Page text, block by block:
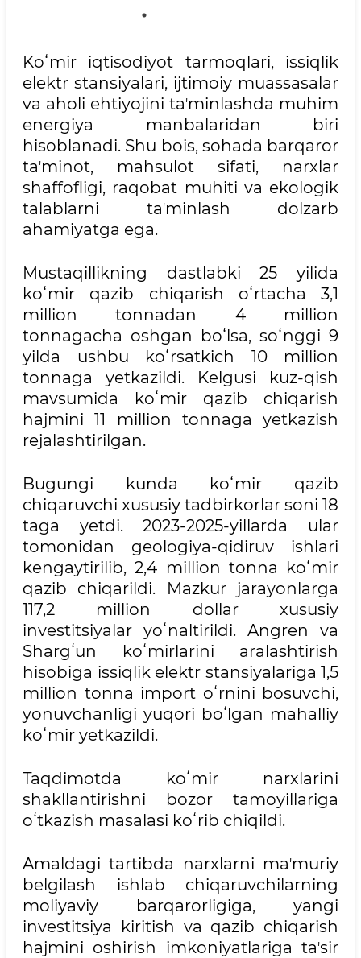
Koʻmir iqtisodiyot tarmoqlari, issiqlik
elektr stansiyalari, ijtimoiy muassasalar
va aholi ehtiyojini taʼminlashda muhim
energiya manbalaridan biri
hisoblanadi. Shu bois, sohada barqaror
taʼminot, mahsulot sifati, narxlar
shaffofligi, raqobat muhiti va ekologik
talablarni taʼminlash dolzarb
ahamiyatga ega.
Mustaqillikning dastlabki 25 yilida
koʻmir qazib chiqarish oʻrtacha 3,1
million tonnadan 4 million
tonnagacha oshgan boʻlsa, soʻnggi 9
yilda ushbu koʻrsatkich 10 million
tonnaga yetkazildi. Kelgusi kuz-qish
mavsumida koʻmir qazib chiqarish
hajmini 11 million tonnaga yetkazish
rejalashtirilgan.
Bugungi kunda koʻmir qazib
chiqaruvchi xususiy tadbirkorlar soni 18
taga yetdi. 2023-2025-yillarda ular
tomonidan geologiya-qidiruv ishlari
kengaytirilib, 2,4 million tonna koʻmir
qazib chiqarildi. Mazkur jarayonlarga
117,2 million dollar xususiy
investitsiyalar yoʻnaltirildi. Angren va
Shargʻun koʻmirlarini aralashtirish
hisobiga issiqlik elektr stansiyalariga 1,5
million tonna import oʻrnini bosuvchi,
yonuvchanligi yuqori boʻlgan mahalliy
koʻmir yetkazildi.
Taqdimotda koʻmir narxlarini
shakllantirishni bozor tamoyillariga
oʻtkazish masalasi koʻrib chiqildi.
Amaldagi tartibda narxlarni maʼmuriy
belgilash ishlab chiqaruvchilarning
moliyaviy barqarorligiga, yangi
investitsiya kiritish va qazib chiqarish
hajmini oshirish imkoniyatlariga taʼsir